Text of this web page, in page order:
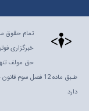
خبرگزاری
حق مولف
طـبق ماده 12 فصل
دارد